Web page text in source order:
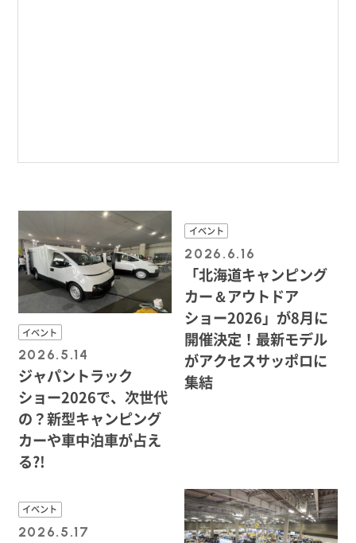
イベント
2026.5.14
ジャパントラック
ショー2026で、次世代
の？新型キャンピング
カーや車中泊車が占え
る?!
イベント
2026.6.16
「北海道キャンピング
カー＆アウトドア
ショー2026」が8月に
開催決定！最新モデル
がアクセスサッポロに
集結
イベント
2026.5.17